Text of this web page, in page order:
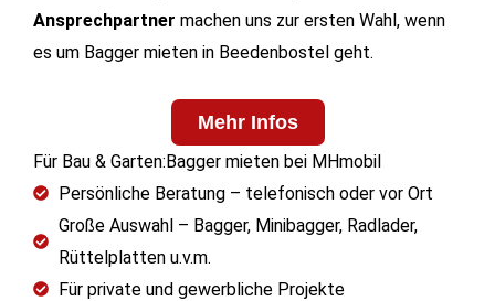
Ansprechpartner machen uns zur ersten Wahl, wenn
es um Bagger mieten in Beedenbostel geht.
Mehr Infos
Für Bau & Garten:Bagger mieten bei MHmobil
Persönliche Beratung – telefonisch oder vor Ort
Große Auswahl – Bagger, Minibagger, Radlader,
Rüttelplatten u.v.m.
Für private und gewerbliche Projekte